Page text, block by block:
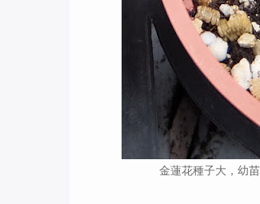
金蓮花種子大，幼